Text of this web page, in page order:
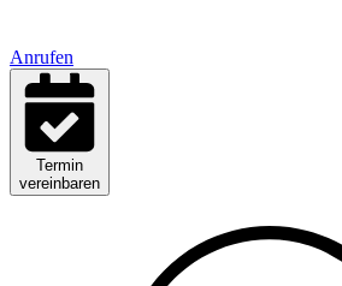
Anrufen
Termin
vereinbaren